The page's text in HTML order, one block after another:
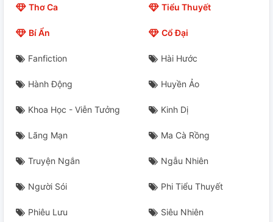
Chương 21: Theoder Notts
Chương 22: Ăn Dầm Nằm Dề! =_=
Chương 23: Nảy Sinh Tình Cảm!
Chương 24: Bộ Pháp Thuật Đến Thăm! Bình Yên Trước
Bão!
Chương 24: Thông Đồng Hại Chết Người Ta!
Chương 25: Hermione Gặp Nạn!
Chương 26: Bùng Nổ!
Chương 27: Giải Cứu!
Thơ Ca Tiểu Thuyết
Bí Ẩn Cổ Đại
Fanfiction Hài Hước
Hành Động Huyền Ảo
Khoa Học - Viễn Tưởng Kinh Dị
Lãng Mạn Ma Cà Rồng
Truyện Ngắn Ngẫu Nhiên
Người Sói Phi Tiểu Thuyết
Phiêu Lưu Siêu Nhiên